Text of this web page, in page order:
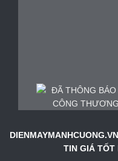
TIN GIÁ TỐT